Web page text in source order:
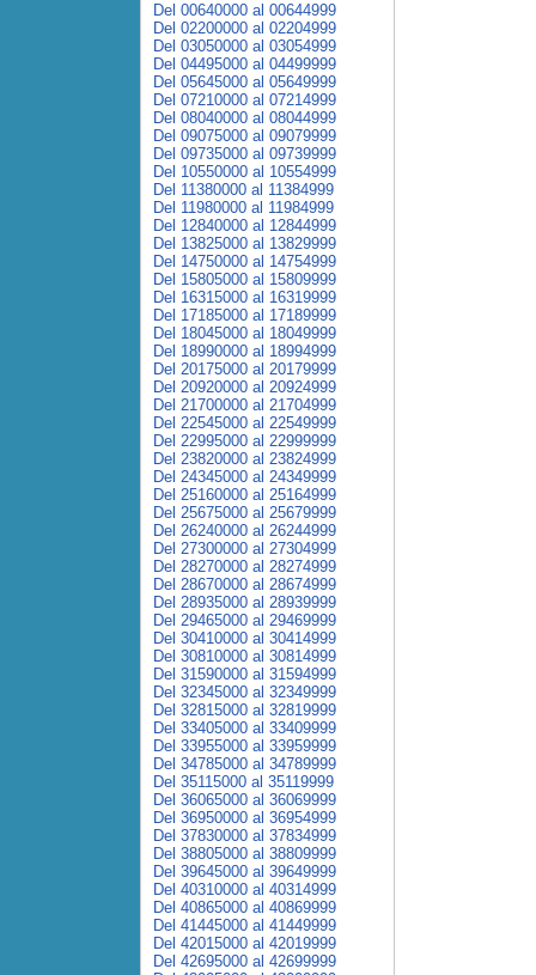
Del 00640000 al 00644999
Del 02200000 al 02204999
Del 03050000 al 03054999
Del 04495000 al 04499999
Del 05645000 al 05649999
Del 07210000 al 07214999
Del 08040000 al 08044999
Del 09075000 al 09079999
Del 09735000 al 09739999
Del 10550000 al 10554999
Del 11380000 al 11384999
Del 11980000 al 11984999
Del 12840000 al 12844999
Del 13825000 al 13829999
Del 14750000 al 14754999
Del 15805000 al 15809999
Del 16315000 al 16319999
Del 17185000 al 17189999
Del 18045000 al 18049999
Del 18990000 al 18994999
Del 20175000 al 20179999
Del 20920000 al 20924999
Del 21700000 al 21704999
Del 22545000 al 22549999
Del 22995000 al 22999999
Del 23820000 al 23824999
Del 24345000 al 24349999
Del 25160000 al 25164999
Del 25675000 al 25679999
Del 26240000 al 26244999
Del 27300000 al 27304999
Del 28270000 al 28274999
Del 28670000 al 28674999
Del 28935000 al 28939999
Del 29465000 al 29469999
Del 30410000 al 30414999
Del 30810000 al 30814999
Del 31590000 al 31594999
Del 32345000 al 32349999
Del 32815000 al 32819999
Del 33405000 al 33409999
Del 33955000 al 33959999
Del 34785000 al 34789999
Del 35115000 al 35119999
Del 36065000 al 36069999
Del 36950000 al 36954999
Del 37830000 al 37834999
Del 38805000 al 38809999
Del 39645000 al 39649999
Del 40310000 al 40314999
Del 40865000 al 40869999
Del 41445000 al 41449999
Del 42015000 al 42019999
Del 42695000 al 42699999